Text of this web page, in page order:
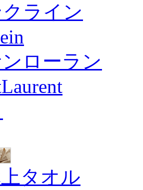
ライン
ローラン
タオル